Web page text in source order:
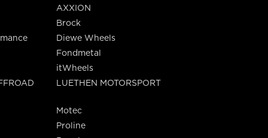
AXXION
Brock
Diewe Wheels
Fondmetal
itWheels
LUETHEN MOTORSPORT
Motec
Proline